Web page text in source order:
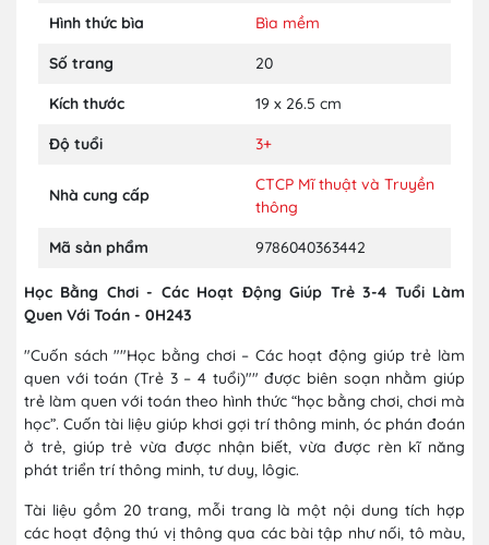
Hình thức bìa Bìa mềm
Số trang 20
Kích thước 19 x 26.5 cm
Độ tuổi 3+
Nhà cung cấp
CTCP Mĩ thuật và Truyền
thông
Mã sản phẩm 9786040363442
Học Bằng Chơi - Các Hoạt Động Giúp Trẻ 3-4 Tuổi Làm
Quen Với Toán - 0H243
"Cuốn sách ""Học bằng chơi – Các hoạt động giúp trẻ làm
quen với toán (Trẻ 3 – 4 tuổi)"" được biên soạn nhằm giúp
trẻ làm quen với toán theo hình thức “học bằng chơi, chơi mà
học”. Cuốn tài liệu giúp khơi gợi trí thông minh, óc phán đoán
ở trẻ, giúp trẻ vừa được nhận biết, vừa được rèn kĩ năng
phát triển trí thông minh, tư duy, lôgic.
Tài liệu gồm 20 trang, mỗi trang là một nội dung tích hợp
các hoạt động thú vị thông qua các bài tập như nối, tô màu,